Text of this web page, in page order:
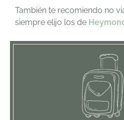
También te recomiendo no
siempre elijo los de